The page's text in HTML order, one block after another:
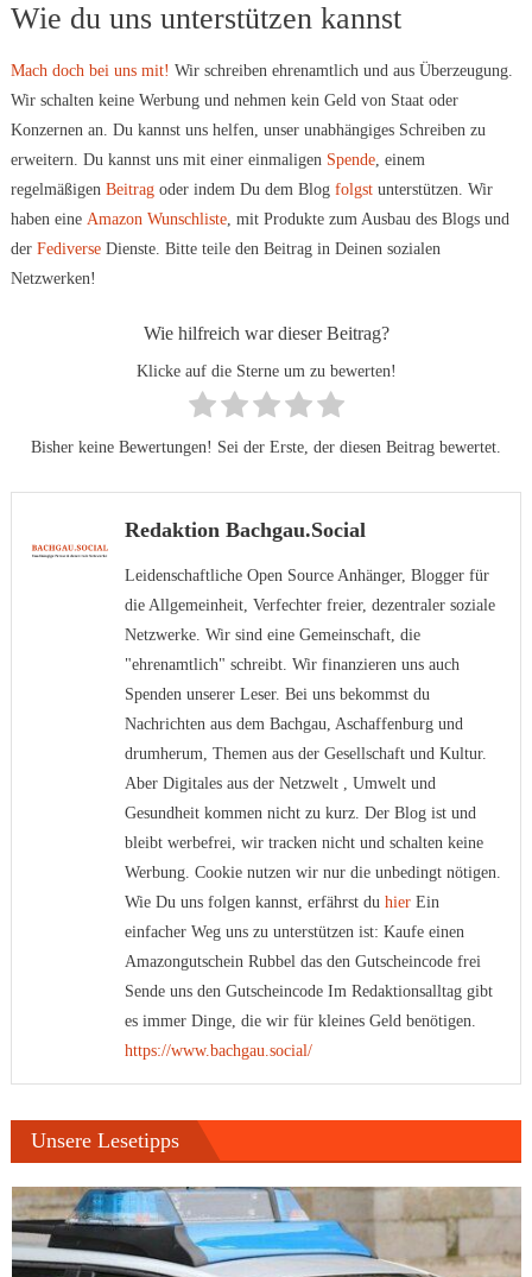
Wie du uns unterstützen kannst
Mach doch bei uns mit! Wir schreiben ehrenamtlich und aus Überzeugung.
Wir schalten keine Werbung und nehmen kein Geld von Staat oder
Konzernen an. Du kannst uns helfen, unser unabhängiges Schreiben zu
erweitern. Du kannst uns mit einer einmaligen Spende, einem
regelmäßigen Beitragoder indem Du dem Blog folgstunterstützen. Wir
haben eine Amazon Wunschliste, mit Produkte zum Ausbau des Blogs und
der FediverseDienste. Bitte teile den Beitrag in Deinen sozialen
Netzwerken!
Wie hilfreich war dieser Beitrag?
Klicke auf die Sterne um zu bewerten!
Bisher keine Bewertungen! Sei der Erste, der diesen Beitrag bewertet.
Redaktion Bachgau.Social
Leidenschaftliche Open Source Anhänger, Blogger für
die Allgemeinheit, Verfechter freier, dezentraler soziale
Netzwerke. Wir sind eine Gemeinschaft, die
"ehrenamtlich" schreibt. Wir finanzieren uns auch
Spenden unserer Leser. Bei uns bekommst du
Nachrichten aus dem Bachgau, Aschaffenburg und
drumherum, Themen aus der Gesellschaft und Kultur.
Aber Digitales aus der Netzwelt , Umwelt und
Gesundheit kommen nicht zu kurz. Der Blog ist und
bleibt werbefrei, wir tracken nicht und schalten keine
Werbung. Cookie nutzen wir nur die unbedingt nötigen.
Wie Du uns folgen kannst, erfährst du hierEin
einfacher Weg uns zu unterstützen ist: Kaufe einen
Amazongutschein Rubbel das den Gutscheincode frei
Sende uns den Gutscheincode Im Redaktionsalltag gibt
es immer Dinge, die wir für kleines Geld benötigen.
https://www.bachgau.social/
Unsere Lesetipps